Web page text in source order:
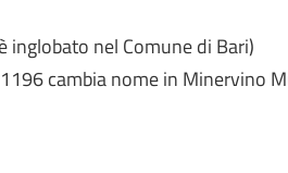
inglobato nel Comune di Bari)
cambia nome in Minervino